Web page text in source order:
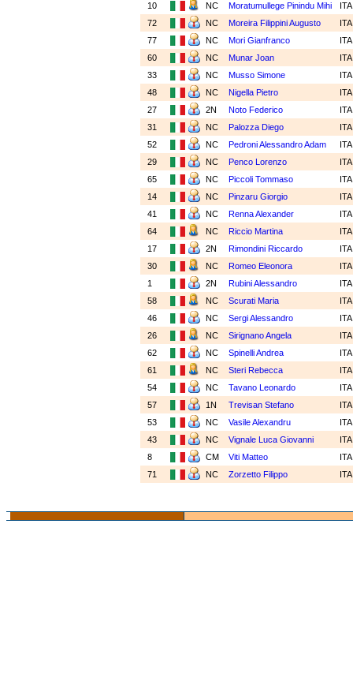
10
NC Moratumullege Pinindu Mihi
72
NC Moreira Filippini Augusto
77
NC Mori Gianfranco
60
NC Munar Joan
33
NC Musso Simone
48
NC Nigella Pietro
27
2N Noto Federico
31
NC Palozza Diego
52
NC Pedroni Alessandro Adam
29
NC Penco Lorenzo
65
NC Piccoli Tommaso
14
NC Pinzaru Giorgio
41
NC Renna Alexander
64
NC Riccio Martina
17
2N Rimondini Riccardo
30
NC Romeo Eleonora
1
2N Rubini Alessandro
58
NC Scurati Maria
46
NC Sergi Alessandro
26
NC Sirignano Angela
62
NC Spinelli Andrea
61
NC Steri Rebecca
54
NC Tavano Leonardo
57
1N Trevisan Stefano
53
NC Vasile Alexandru
43
NC Vignale Luca Giovanni
8
CM Viti Matteo
71
NC Zorzetto Filippo